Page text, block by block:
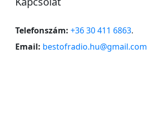
Telefonszám: +36 30 411 6863.
Email: bestofradio.hu@gmail.com